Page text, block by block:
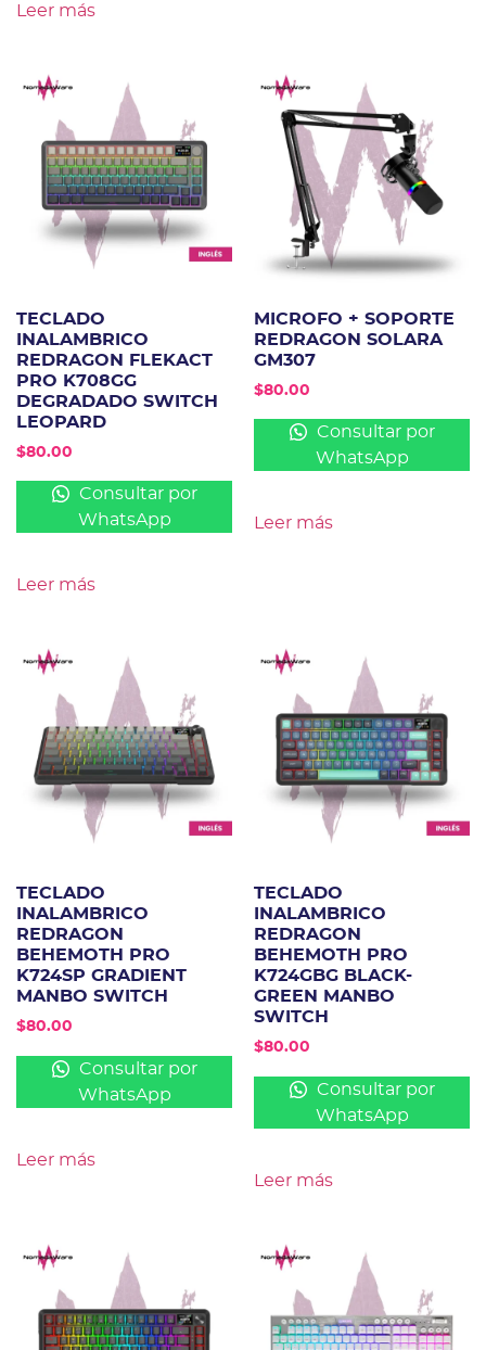
Leer más
TECLADO
INALAMBRICO
REDRAGON FLEKACT
PRO K708GG
DEGRADADO SWITCH
LEOPARD
$80.00
Consultar por
WhatsApp
Leer más
MICROFO + SOPORTE
REDRAGON SOLARA
GM307
$80.00
Consultar por
WhatsApp
Leer más
TECLADO
INALAMBRICO
REDRAGON
BEHEMOTH PRO
K724SP GRADIENT
MANBO SWITCH
$80.00
Consultar por
WhatsApp
Leer más
TECLADO
INALAMBRICO
REDRAGON
BEHEMOTH PRO
K724GBG BLACK-
GREEN MANBO
SWITCH
$80.00
Consultar por
WhatsApp
Leer más